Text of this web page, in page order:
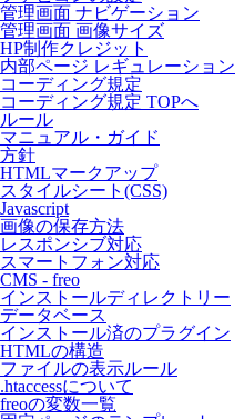
管理画面 ナビゲーション
管理画面 画像サイズ
HP制作クレジット
内部ページ レギュレーション
コーディング規定
コーディング規定 TOPへ
ルール
マニュアル・ガイド
方針
HTMLマークアップ
スタイルシート(CSS)
Javascript
画像の保存方法
レスポンシブ対応
スマートフォン対応
CMS - freo
インストールディレクトリー
データベース
インストール済のプラグイン
HTMLの構造
ファイルの表示ルール
.htaccessについて
freoの変数一覧